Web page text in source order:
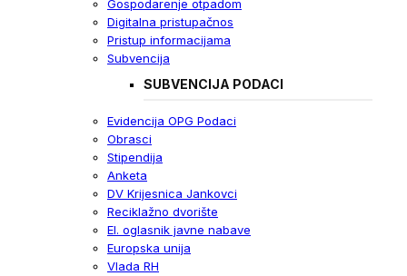
Gospodarenje otpadom
Digitalna pristupačnos
Pristup informacijama
Subvencija
SUBVENCIJA PODACI
Evidencija OPG Podaci
Obrasci
Stipendija
Anketa
DV Krijesnica Jankovci
Reciklažno dvorište
El. oglasnik javne nabave
Europska unija
Vlada RH